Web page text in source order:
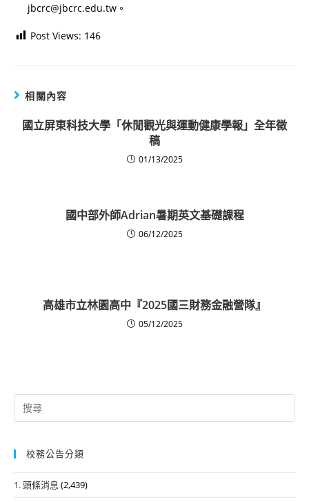
jbcrc@jbcrc.edu.tw。
Post Views: 146
相關內容
國立屏東科技大學「休閒觀光與運動健康學報」全年徵
稿
01/13/2025
國中部外師Adrian暑期英文基礎課程
06/12/2025
高雄市立林園高中『2025國三財務金融營隊』
05/12/2025
Search
for:
校務公告分類
1. 頭條消息 (2,439)